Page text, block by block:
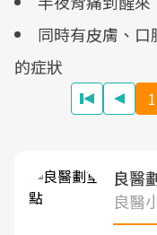
同時有皮膚、
的症狀
1
良醫
良醫